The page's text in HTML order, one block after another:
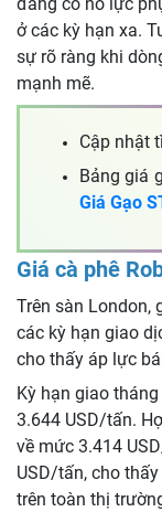
đang có nỗ lực
ở các kỳ hạn xa.
sự rõ ràng khi
mạnh mẽ.
Cập nhật
Bảng giá
Giá Gạo
Giá cà phê
Trên sàn London,
các kỳ hạn giao
cho thấy áp lực
Kỳ hạn giao
3.644 USD/tấn.
về mức 3.414
USD/tấn, cho
trên toàn thị